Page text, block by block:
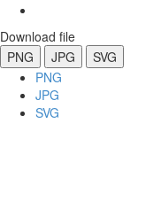
Download file
PNG
JPG
SVG
PNG
JPG
SVG